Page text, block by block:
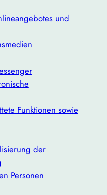
und
Funktionen sowie
der
Personen